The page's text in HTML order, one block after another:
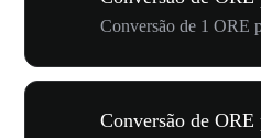
Conversão de 1 ORE
Conversão de ORE